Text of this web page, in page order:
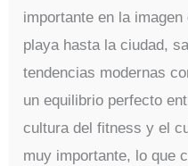
importante en la
playa hasta la ciudad,
tendencias modernas
un equilibrio perfecto
cultura del fitness y el
muy importante, lo que